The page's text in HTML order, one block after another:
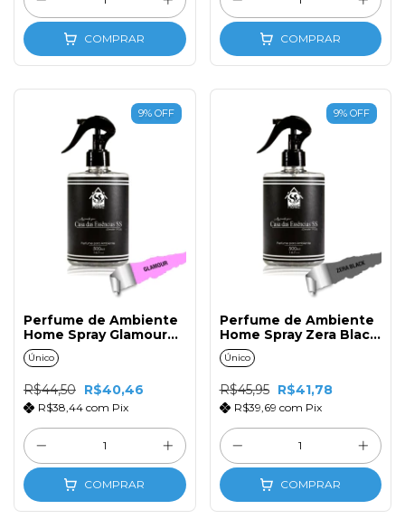
COMPRAR COMPRAR
9% OFF
Perfume de Ambiente
Home Spray Glamour
500ml com Gatilho
Único
R$44,50 R$40,46
R$38,44 com Pix
COMPRAR
9% OFF
Perfume de Ambiente
Home Spray Zera Black
500ml com Gatilho
Único
R$45,95 R$41,78
R$39,69 com Pix
COMPRAR